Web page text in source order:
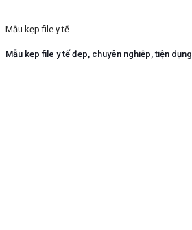
Mẫu kẹp file y tế
Mẫu kẹp file y tế đẹp, chuyên nghiệp, tiện dụng